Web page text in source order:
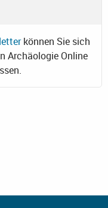
können Sie sich
Archäologie Online